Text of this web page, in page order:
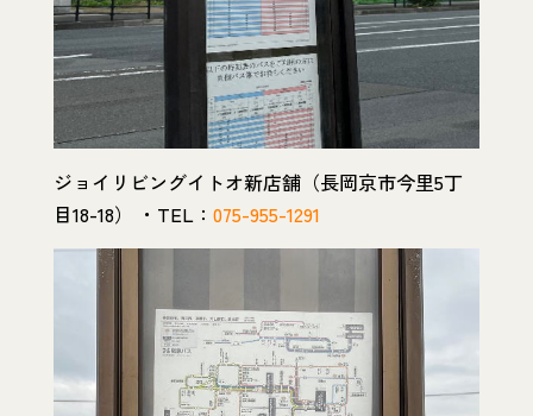
ジョイリビングイトオ新店舗（長岡京市今里5丁
目18-18） ・TEL： 075-955-1291